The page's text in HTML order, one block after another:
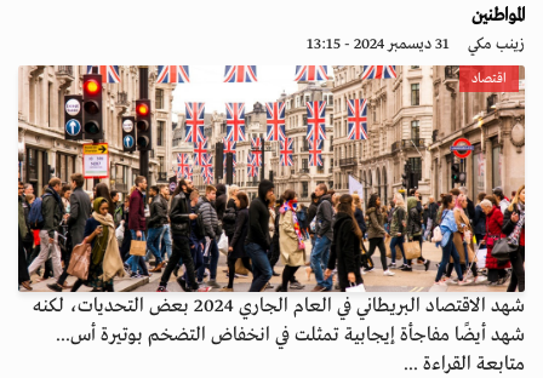
المواطنين
زينب مكي 31 ديسمبر 2024 - 13:15
اقتصاد
شهد الاقتصاد البريطاني في العام الجاري 2024 بعض التحديات، لكنه
شهد أيضًا مفاجأة إيجابية تمثلت في انخفاض التضخم بوتيرة أس...
متابعة القراءة ...